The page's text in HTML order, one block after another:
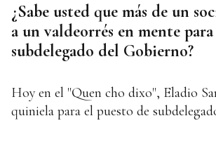
¿Sabe usted que más de un
a un valdeorrés en mente para
subdelegado del Gobierno?
Hoy en el "Quen cho dixo", Eladio
quiniela para el puesto de